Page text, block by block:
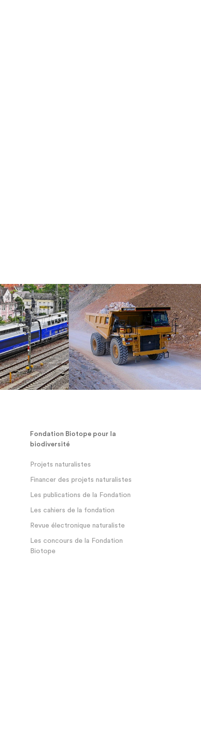
Fondation Biotope pour la
biodiversité
Projets naturalistes
Financer des projets naturalistes
Les publications de la Fondation
Les cahiers de la fondation
Revue électronique naturaliste
Les concours de la Fondation
Biotope